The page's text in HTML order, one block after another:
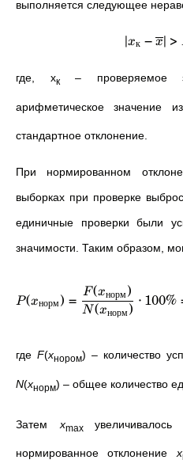
выполняется следующее
∣xк − x∣ >
где, xк– проверяемое
арифметическое значение
стандартное отклонение.
При нормированном
выборках при проверке
единичные проверки были
значимости. Таким образом,
P(xнорм) =
N(xнорм)
F(xнорм) ⋅ 100%
где F(xнором) – количество
N(xнорм) – общее количество
Затем xmax
нормированное отклонениеx